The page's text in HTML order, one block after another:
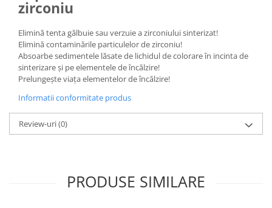
Disc Titan Biostar 98mm
Disc PMMA Biostar 98mm
Pmma Mono 98mm
Pmma Multilayer A-D 98mm
dds zirconia® t
dds zirconia® t-preshaded
Disc Ceara 98mm
zirconiu
Elimină tenta gălbuie sau verzuie a zirconiului sinterizat!
Elimină contaminările particulelor de zirconiu!
Absoarbe sedimentele lăsate de lichidul de colorare în incinta de
sinterizare și pe elementele de încălzire!
Prelungește viața elementelor de încălzire!
Informatii conformitate produs
Review-uri(0)
PRODUSE SIMILARE